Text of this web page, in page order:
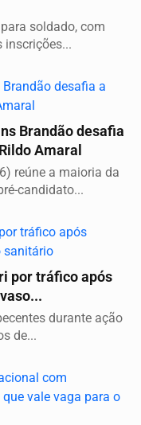
soldado, com
inscrições...
Brandão desafia
Amaral
reúne a maioria da
candidato...
por tráfico após
durante ação
de...